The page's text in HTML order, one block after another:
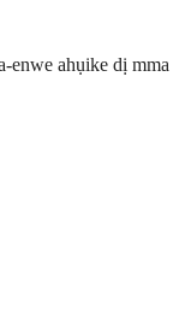
enwe ahụike dị mma